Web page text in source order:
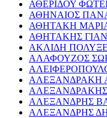
ΑΘΕΡΙΔΟΥ
ΑΘΗΝΑΙΟΣ
ΑΘΗΤΑΚΗ
ΑΘΗΤΑΚΗΣ
ΑΚΛΙΔΗ
ΑΛΑΦΟΥΖΟΣ
ΑΛΕΞΑΝΔΡΑΚΗ
ΑΛΕΞΑΝΔΡΗΣ
ΑΛΕΞΑΝΔΡΗΣ